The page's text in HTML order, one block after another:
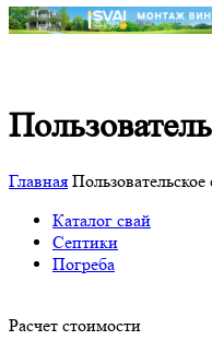
Главная
Каталог свай
Септики
Погреба
Расчет стоимости